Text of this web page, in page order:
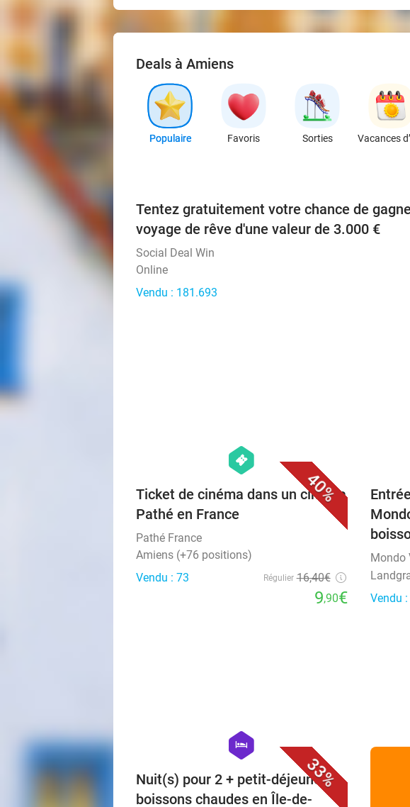
Deals à Amiens
Populaire Favoris Sorties Vacances
Tentez gratuitement votre chance de
voyage de rêve d'une valeur de 3.000 €
Social Deal Win
Online
Vendu : 181.693
40%
hexagon
events
Ticket de cinéma dans un cinéma
Pathé en France
Pathé France
Amiens (+76 positions)
Vendu : 73
Régulier 16,40€
9,90€
Mondo
Vendu
33%
hexagon
hotel
Nuit(s) pour 2 + petit-déjeuner +
boissons chaudes en Île-de-